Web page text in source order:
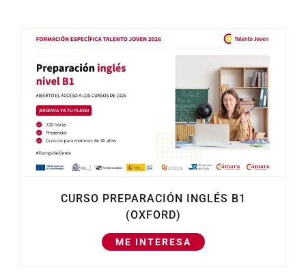
CURSO PREPARACIÓN INGLÉS B1
(OXFORD)
ME INTERESA